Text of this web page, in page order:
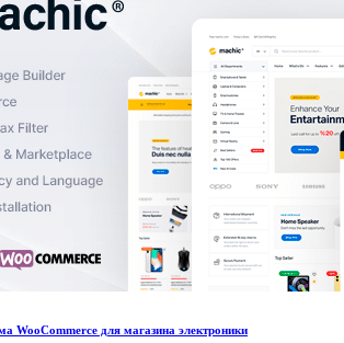
WooCommerce для магазина электроники